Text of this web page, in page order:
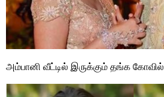
அம்பானி வீட்டில் இருக்கும் தங்க கோவில்